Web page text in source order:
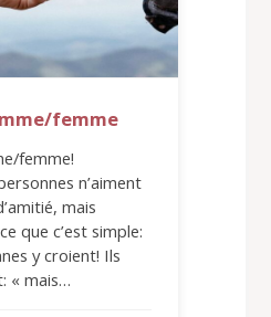
femme
femme!
n’aiment
mais
que c’est simple:
y croient! Ils
« mais…